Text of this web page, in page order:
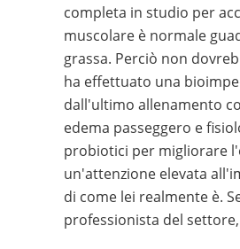
completa in studio per
muscolare è normale
grassa. Perciò non
ha effettuato una
dall'ultimo allenamento
edema passeggero e
probiotici per migliorare
un'attenzione elevata
di come lei realmente è.
professionista del